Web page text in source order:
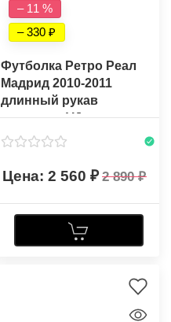
– 11 %
– 330
Футболка Ретро Реал
Мадрид 2010-2011
длинный рукав
выездная VJ
2 560 2 890